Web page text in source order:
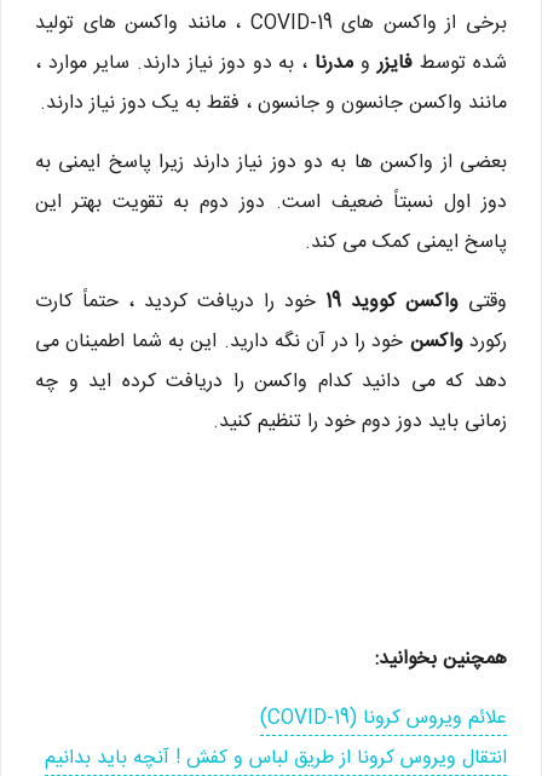
برخی از واکسن های COVID-19 ، مانند واکسن های تولید
شده توسط فایزر و مدرنا ، به دو دوز نیاز دارند. سایر موارد ،
مانند واکسن جانسون و جانسون ، فقط به یک دوز نیاز دارند.
بعضی از واکسن ها به دو دوز نیاز دارند زیرا پاسخ ایمنی به
دوز اول نسبتاً ضعیف است. دوز دوم به تقویت بهتر این
پاسخ ایمنی کمک می کند.
وقتی واکسن کووید 19
خود را دریافت کردید ، حتماً کارت
رکوردواکسن خود را در آن نگه دارید. این به شما اطمینان می
دهد که می دانید کدام واکسن را دریافت کرده اید و چه
زمانی باید دوز دوم خود را تنظیم کنید.
همچنین بخوانید:
علائم ویروس کرونا (COVID-19)
انتقال ویروس کرونا از طریق لباس و کفش ! آنچه باید بدانیم